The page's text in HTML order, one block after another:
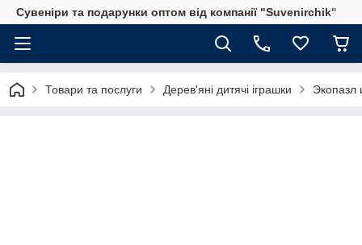
Сувеніри та подарунки оптом від компанії "Suvenirchik"
Товари та послуги Дерев'яні дитячі іграшки Экопазл